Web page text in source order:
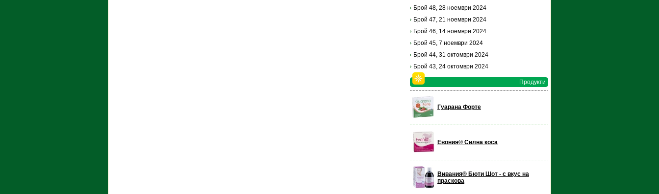
Брой 48, 28 ноември 2024
Брой 47, 21 ноември 2024
Брой 46, 14 ноември 2024
Брой 45, 7 ноември 2024
Брой 44, 31 октомври 2024
Брой 43, 24 октомври 2024
Продукти
Гуарана Форте
Евония® Силна коса
Вивания® Бюти Шот - с вкус на
праскова